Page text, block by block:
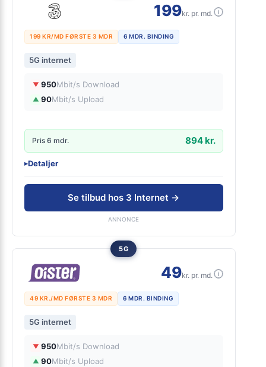
199kr. pr. md. i
199 KR/MD FØRSTE 3 MDR 6 MDR. BINDING
5G internet
▼ 950Mbit/s Download
▲ 90Mbit/s Upload
Pris 6 mdr. 894 kr.
▸Detaljer
Gratis oprettelse
30 dages tilfredshedsgaranti
Se tilbud hos 3 Internet →
ANNONCE
5G
49kr. pr. md. i
49 KR./MD FØRSTE 3 MDR 6 MDR. BINDING
5G internet
▼ 950Mbit/s Download
▲ 90Mbit/s Upload